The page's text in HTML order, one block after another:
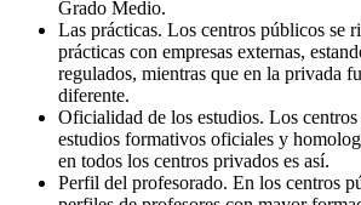
Grado Medio.
Las prácticas. Los centros públicos se
prácticas con empresas externas,
regulados, mientras que en la privada
diferente.
Oficialidad de los estudios. Los
estudios formativos oficiales y
en todos los centros privados es así.
Perfil del profesorado. En los centros